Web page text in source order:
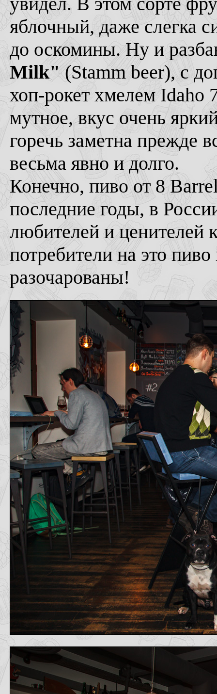
яблочный, даже слегка
до оскомины. Ну и
Milk"(Stamm beer), с
хоп-рокет хмелем Idaho
мутное, вкус очень
горечь заметна прежде
весьма явно и долго.
Конечно, пиво от 8
последние годы, в
любителей и ценителей
потребители на это
разочарованы!